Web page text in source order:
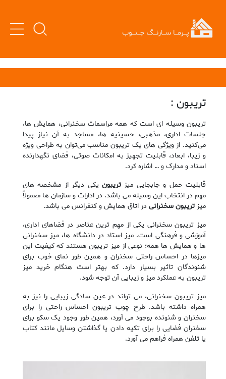
تریبون :
تریبون وسیله ای است که همه مراسمات سخنرانی، همایش ها،
جلسات اداری، مذهبی، حسینیه ها، مساجد به آن نیاز پیدا
می‌کنید. از ویژگی های یک تریبون مناسب می‌توان به طراحی ویژه
و زیبا، ابعاد، قابلیت تجهیز به امکانات صوتی، فضای نگهدارنده
اسناد و مدارک و … اشاره کرد.
قابلیت حمل و جابجایی میز تریبون یکی دیگر از مشخصه های
مهم در انتخاب این وسیله می باشد. در ادارات و سازمان ها معمولاً
میزتریبون سخنرانی در اتاق همایش و کنفرانس می باشد.
میز تریبون سخنرانی یکی از مهم ترین عناصر در فضاهای اداری،
آموزشی و فرهنگی است. میز استاد در دانشگاه ها، میز سخنرانی
ها و همایش ها همه؛ نوعی از میز تریبون هستند که کیفیت این
میزها در احساس راحتی سخنران و همین طور نمای خوب برای
شنوندگان تاثیر بسیار دارد. که بهتر است هنگام خرید میز
تریبون به عملکرد میز و زیبایی آن توجه شود.
میز تریبون سخنرانی، می تواند در عین سادگی زیبایی را نیز به
همراه داشته باشد. طرح چوب تریبون احساس راحتی را برای
سخنران و شنونده بوجود می آورد، همین طور وجود یک سکو برای
سخنران فضایی را برای تکیه دادن یا گذاشتن وسایل مانند کتاب
یا تلفن همراه فراهم می آورد.